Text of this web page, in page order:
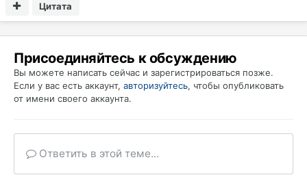
Цитата
Присоединяйтесь к обсуждению
Вы можете написать сейчас и зарегистрироваться позже.
Если у вас есть аккаунт, авторизуйтесь, чтобы опубликовать
от имени своего аккаунта.
Ответить в этой теме...